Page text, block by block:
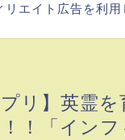
リエイト広告を利用
リ】英霊
！「インフ